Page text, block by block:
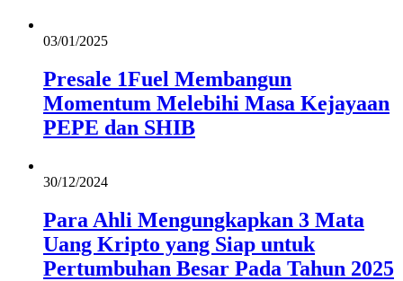
03/01/2025
Presale 1Fuel Membangun
Momentum Melebihi Masa Kejayaan
PEPE dan SHIB
30/12/2024
Para Ahli Mengungkapkan 3 Mata
Uang Kripto yang Siap untuk
Pertumbuhan Besar Pada Tahun 2025